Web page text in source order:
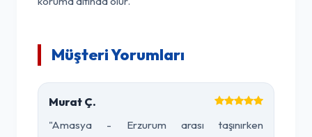
Müşteri Yorumları
Murat Ç.
"Amasya - Erzurum arası taşınırken